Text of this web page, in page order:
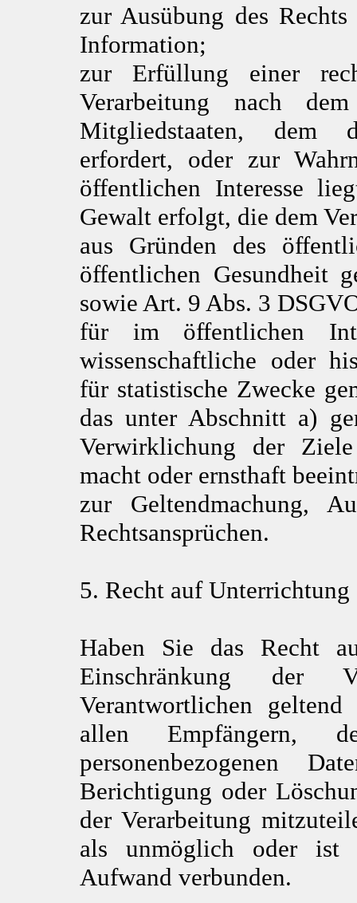
zur Ausübung des
Information;
zur Erfüllung einer
Verarbeitung nach
Mitgliedstaaten, dem
erfordert, oder zur
öffentlichen Interesse
Gewalt erfolgt, die dem
aus Gründen des
öffentlichen
sowie Art. 9 Abs. 3
für im öffentlichen
wissenschaftliche oder
für statistische Zwecke
das unter Abschnitt a)
Verwirklichung der
macht oder ernsthaft
zur Geltendmachung,
Rechtsansprüchen.
5. Recht auf Unterrichtung
Haben Sie das Recht
Einschränkung der
Verantwortlichen
allen Empfängern,
personenbezogenen
Berichtigung oder
der Verarbeitung
als unmöglich oder ist
Aufwand verbunden.